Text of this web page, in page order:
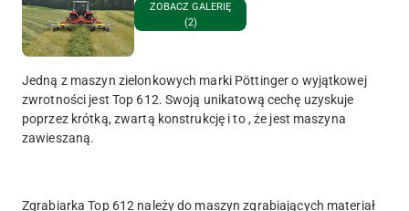
ZOBACZ GALERIĘ
(2)
Jedną z maszyn zielonkowych marki Pöttinger o wyjątkowej
zwrotności jest Top 612. Swoją unikatową cechę uzyskuje
poprzez krótką, zwartą konstrukcję i to , że jest maszyna
zawieszaną.
Zgrabiarka Top 612 należy do maszyn zgrabiających materiał